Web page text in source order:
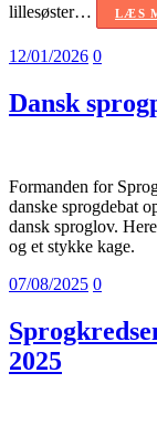
lillesøster…
LÆS
12/01/2026 0
Dansk
Formanden for
danske sprogdebat
dansk sproglov.
og et stykke kage.
07/08/2025 0
2025